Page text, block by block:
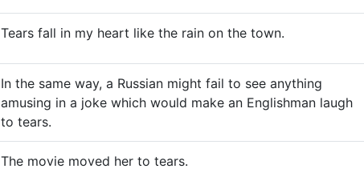
Tears fall in my heart like the rain on the town.
In the same way, a Russian might fail to see anything
amusing in a joke which would make an Englishman laugh
to tears.
The movie moved her to tears.